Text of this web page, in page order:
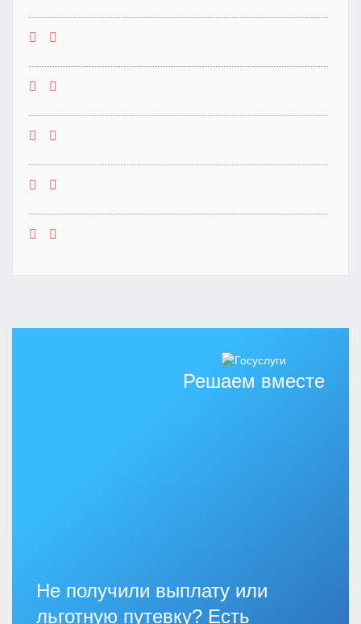
Решаем вместе
Не получили выплату или
льготную путевку? Есть